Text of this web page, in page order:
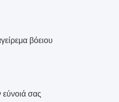
βόειου
σας